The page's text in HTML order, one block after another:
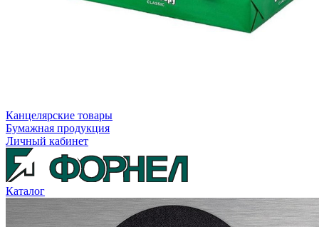
Канцелярские товары
Бумажная продукция
Личный кабинет
Каталог